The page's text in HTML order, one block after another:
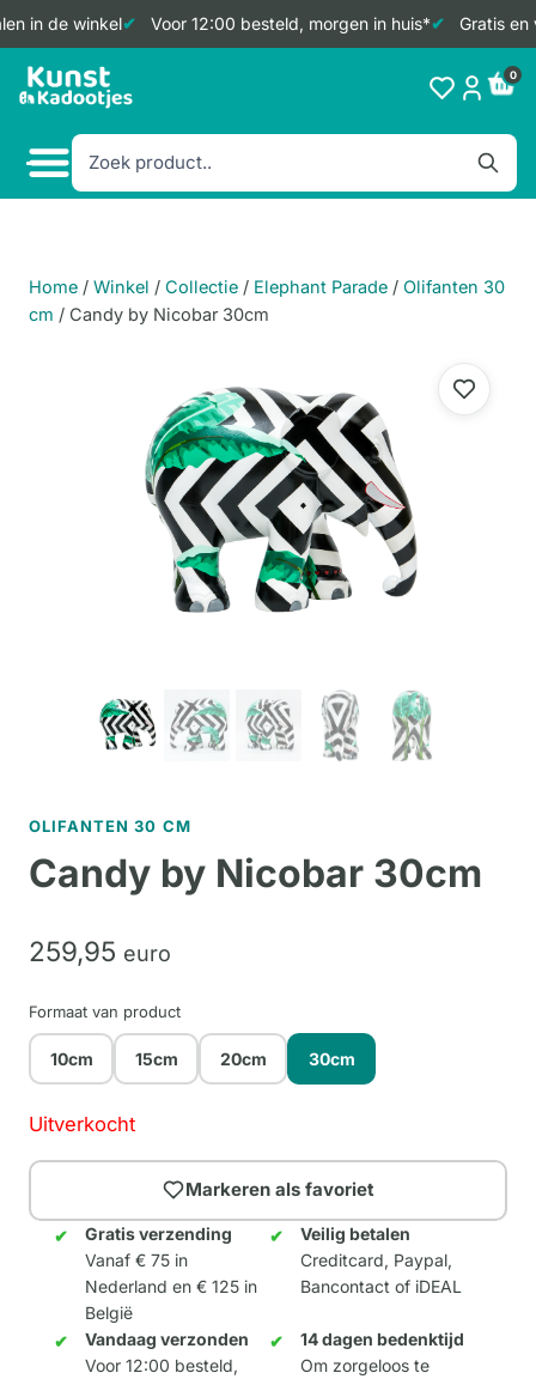
in de winkel Voor 12:00 besteld, morgen in huis* Gratis en
Doorgaan
naar
0
Home / Winkel / Collectie / Elephant Parade / Olifanten 30
cm / Candy by Nicobar 30cm
OLIFANTEN 30 CM
Candy by Nicobar 30cm
259,95 euro
Formaat van product
10cm 15cm 20cm 30cm
Uitverkocht
Markeren als favoriet
Gratis verzending
Vanaf € 75 in
Nederland en € 125 in
België
Veilig betalen
Creditcard, Paypal,
Bancontact of iDEAL
Vandaag verzonden
Voor 12:00 besteld,
14 dagen bedenktijd
Om zorgeloos te